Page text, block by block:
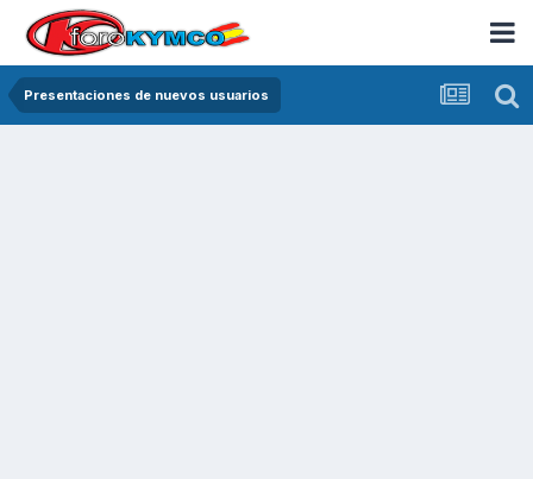
Presentaciones de nuevos usuarios